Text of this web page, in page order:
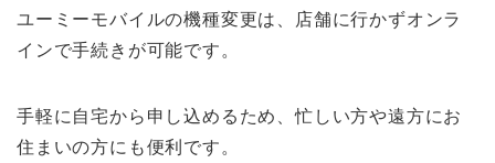
ユーミーモバイルの機種変更は、店舗に行かずオンラ
インで手続きが可能です。
手軽に自宅から申し込めるため、忙しい方や遠方にお
住まいの方にも便利です。